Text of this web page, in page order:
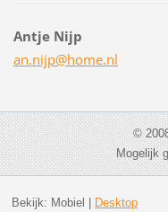
Antje Nijp
an.nijp@home.nl
©
Mogelijk
Bekijk: Mobiel Desktop